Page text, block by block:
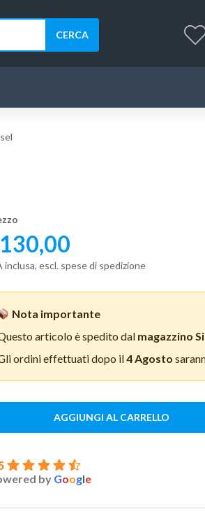
CERCA
130,00
inclusa, escl. spese di spedizione
Nota importante
articolo è spedito dal magazzino
ordini effettuati dopo il4 Agosto
AGGIUNGI AL CARRELLO
by Google